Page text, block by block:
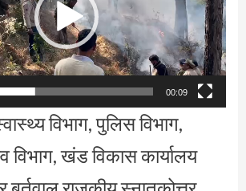
00:09
विभाग, पुलिस विभाग,
विभाग, खंड विकास कार्यालय